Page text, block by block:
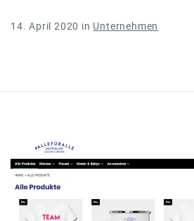
14. April 2020 in Unternehmen